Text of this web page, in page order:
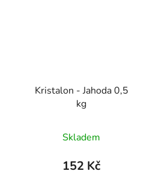
Kristalon - Jahoda 0,5
kg
Skladem
152 Kč